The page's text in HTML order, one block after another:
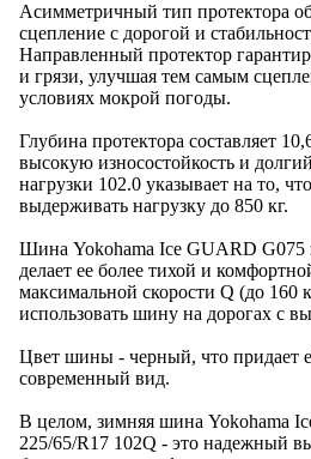
Асимметричный тип протектора
сцепление с дорогой и
Направленный протектор
и грязи, улучшая тем самым
условиях мокрой погоды.
Глубина протектора составляет
высокую износостойкость и
нагрузки 102.0 указывает на то,
выдерживать нагрузку до 850 кг.
Шина Yokohama Ice GUARD G075
делает ее более тихой и
максимальной скорости Q (до 160
использовать шину на дорогах с
Цвет шины - черный, что придает
современный вид.
В целом, зимняя шина Yokohama
225/65/R17 102Q - это надежный